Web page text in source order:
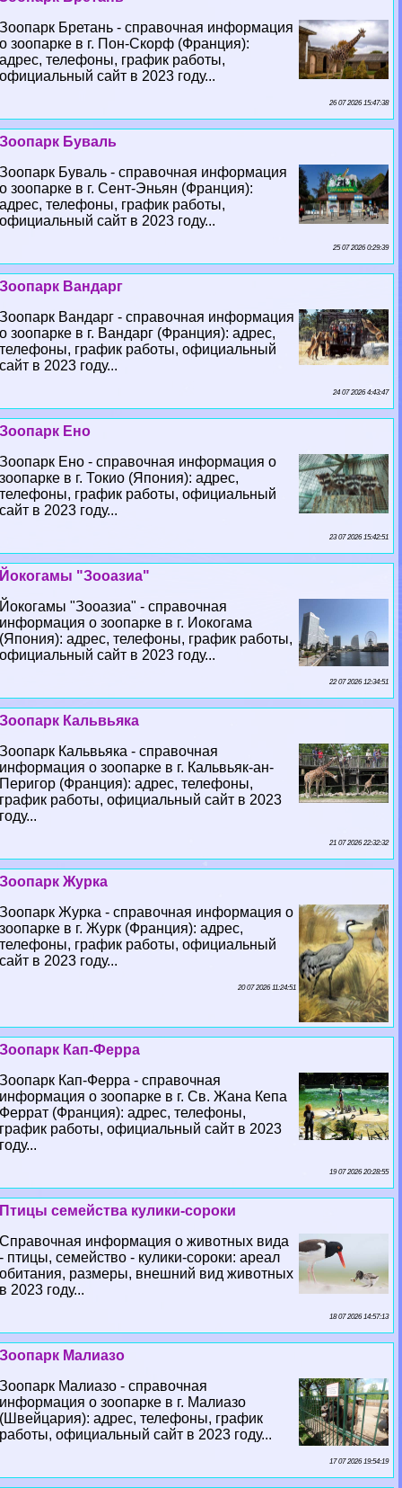
Зоопарк Бретань - справочная информация
о зоопарке в г. Пон-Скорф (Франция):
адрес, телефоны, график работы,
официальный сайт в 2023 году...
26 07 2026 15:47:38
Зоопарк Буваль
Зоопарк Буваль - справочная информация
о зоопарке в г. Сент-Эньян (Франция):
адрес, телефоны, график работы,
официальный сайт в 2023 году...
25 07 2026 0:29:39
Зоопарк Вандарг
Зоопарк Вандарг - справочная информация
о зоопарке в г. Вандарг (Франция): адрес,
телефоны, график работы, официальный
сайт в 2023 году...
24 07 2026 4:43:47
Зоопарк Ено
Зоопарк Ено - справочная информация о
зоопарке в г. Токио (Япония): адрес,
телефоны, график работы, официальный
сайт в 2023 году...
23 07 2026 15:42:51
Йокогамы "Зооазиа"
Йокогамы "Зооазиа" - справочная
информация о зоопарке в г. Иокогама
(Япония): адрес, телефоны, график работы,
официальный сайт в 2023 году...
22 07 2026 12:34:51
Зоопарк Кальвьяка
Зоопарк Кальвьяка - справочная
информация о зоопарке в г. Кальвьяк-ан-
Перигор (Франция): адрес, телефоны,
график работы, официальный сайт в 2023
году...
21 07 2026 22:32:32
Зоопарк Журка
Зоопарк Журка - справочная информация о
зоопарке в г. Журк (Франция): адрес,
телефоны, график работы, официальный
сайт в 2023 году...
20 07 2026 11:24:51
Зоопарк Кап-Ферра
Зоопарк Кап-Ферра - справочная
информация о зоопарке в г. Св. Жана Кепа
Феррат (Франция): адрес, телефоны,
график работы, официальный сайт в 2023
году...
19 07 2026 20:28:55
Птицы семейства кулики-сороки
Справочная информация о животных вида
- птицы, семейство - кулики-сороки: ареал
обитания, размеры, внешний вид животных
в 2023 году...
18 07 2026 14:57:13
Зоопарк Малиазо
Зоопарк Малиазо - справочная
информация о зоопарке в г. Малиазо
(Швейцария): адрес, телефоны, график
работы, официальный сайт в 2023 году...
17 07 2026 19:54:19